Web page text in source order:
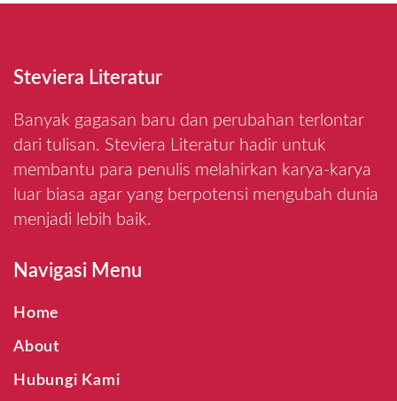
Steviera Literatur
Banyak gagasan baru dan perubahan terlontar
dari tulisan. Steviera Literatur hadir untuk
membantu para penulis melahirkan karya-karya
luar biasa agar yang berpotensi mengubah dunia
menjadi lebih baik.
Navigasi Menu
Home
About
Hubungi Kami